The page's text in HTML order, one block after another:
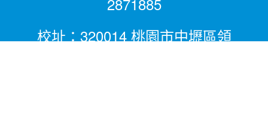
校址：320014 桃園市中壢區領